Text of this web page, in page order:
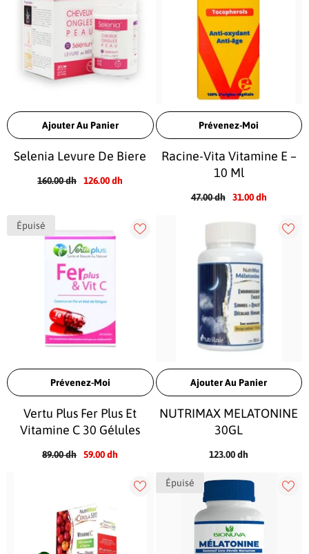
Ajouter Au Panier
Selenia Levure De Biere
160.00 dh 126.00 dh
Prévenez-Moi
Racine-Vita Vitamine E –
10 Ml
47.00 dh 31.00 dh
Épuisé
Prévenez-Moi
Vertu Plus Fer Plus Et
Vitamine C 30 Gélules
89.00 dh 59.00 dh
Ajouter Au Panier
NUTRIMAX MELATONINE
30GL
123.00 dh
Épuisé